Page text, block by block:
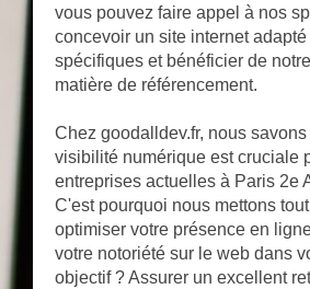
vous pouvez faire appel à nos
concevoir un site internet
spécifiques et bénéficier de
matière de référencement.
Chez goodalldev.fr, nous
visibilité numérique est cruciale
entreprises actuelles à Paris 2e
C'est pourquoi nous mettons
optimiser votre présence en
votre notoriété sur le web dans
objectif ? Assurer un excellent